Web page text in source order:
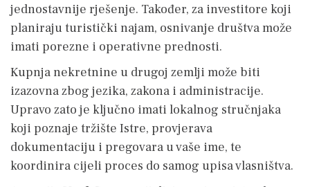
jednostavnije rješenje. Također, za investitore koji
planiraju turistički najam, osnivanje društva može
imati porezne i operativne prednosti.
Kupnja nekretnine u drugoj zemlji može biti
izazovna zbog jezika, zakona i administracije.
Upravo zato je ključno imati lokalnog stručnjaka
koji poznaje tržište Istre, provjerava
dokumentaciju i pregovara u vaše ime, te
koordinira cijeli proces do samog upisa vlasništva.